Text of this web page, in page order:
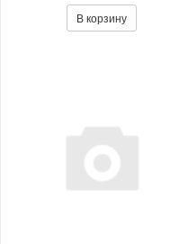
В корзину